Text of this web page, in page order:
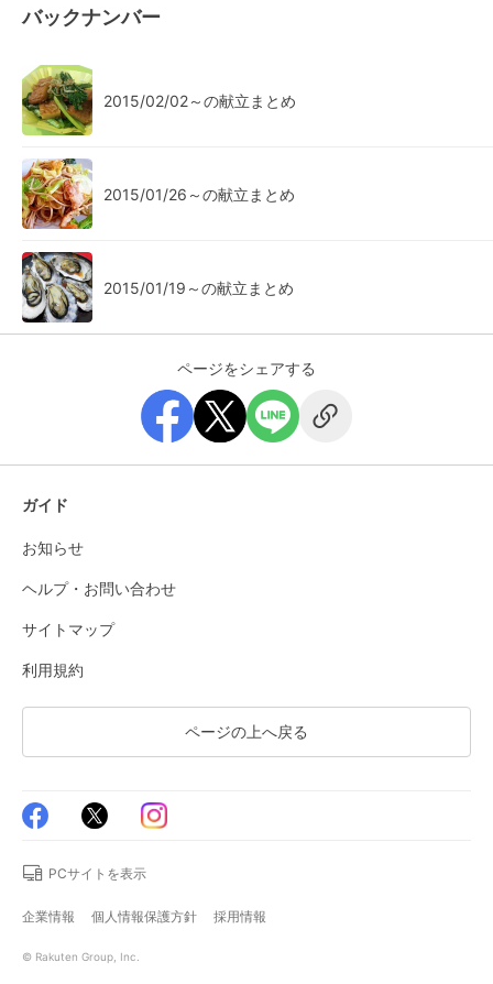
バックナンバー
2015/02/02～の献立まとめ
2015/01/26～の献立まとめ
2015/01/19～の献立まとめ
ページをシェアする
ガイド
お知らせ
ヘルプ・お問い合わせ
サイトマップ
利用規約
ページの上へ戻る
PCサイトを表示
企業情報 個人情報保護方針 採用情報
© Rakuten Group, Inc.